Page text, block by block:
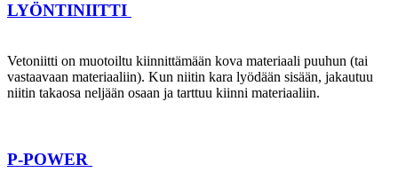
LYÖNTINIITTI
Vetoniitti on muotoiltu kiinnittämään kova materiaali puuhun (tai
vastaavaan materiaaliin). Kun niitin kara lyödään sisään, jakautuu
niitin takaosa neljään osaan ja tarttuu kiinni materiaaliin.
P-POWER